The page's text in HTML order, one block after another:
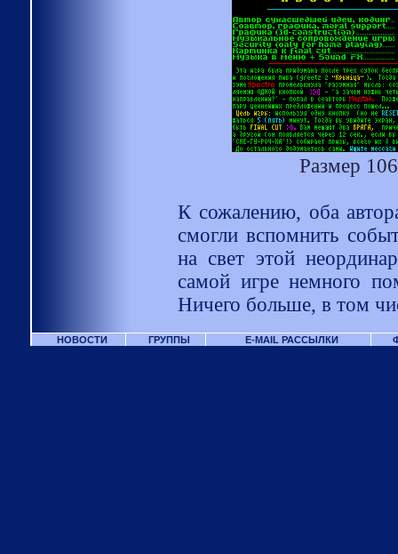
Размер
К сожалению, оба
смогли вспомнить
на свет этой
самой игре немного
Ничего больше, в том